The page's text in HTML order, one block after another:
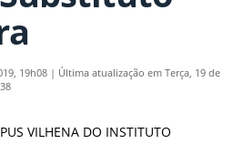
19h08 | Última atualização em Terça, 19 de
VILHENA DO INSTITUTO